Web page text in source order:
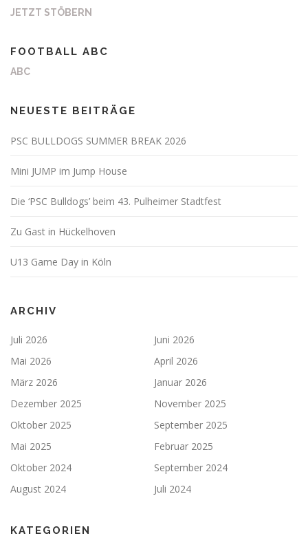
JETZT STÖBERN
FOOTBALL ABC
ABC
NEUESTE BEITRÄGE
PSC BULLDOGS SUMMER BREAK 2026
Mini JUMP im Jump House
Die ‘PSC Bulldogs’ beim 43. Pulheimer Stadtfest
Zu Gast in Hückelhoven
U13 Game Day in Köln
ARCHIV
Juli 2026
Juni 2026
Mai 2026
April 2026
März 2026
Januar 2026
Dezember 2025
November 2025
Oktober 2025
September 2025
Mai 2025
Februar 2025
Oktober 2024
September 2024
August 2024
Juli 2024
KATEGORIEN